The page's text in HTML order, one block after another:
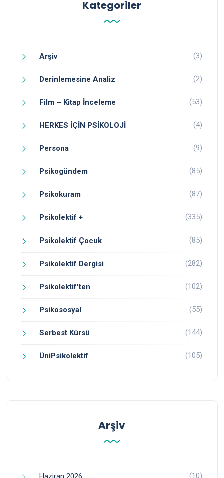
Kategoriler
Arşiv (3)
Derinlemesine Analiz (2)
Film – Kitap İnceleme (53)
HERKES İÇİN PSİKOLOJİ (4)
Persona (9)
Psikogündem (85)
Psikokuram (87)
Psikolektif + (335)
Psikolektif Çocuk (85)
Psikolektif Dergisi (282)
Psikolektif'ten (102)
Psikososyal (55)
Serbest Kürsü (144)
ÜniPsikolektif (105)
Arşiv
(10)